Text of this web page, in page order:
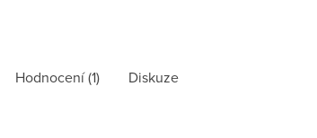
Hodnocení (1) Diskuze